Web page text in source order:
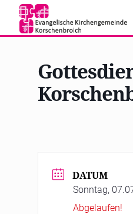
DATUM
Sonntag,
Abgelaufen!